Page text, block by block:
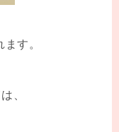
す。
、